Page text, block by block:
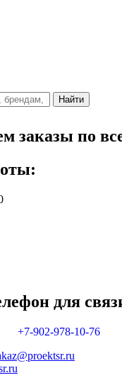
заказы по
для
+7-902-978-10-76